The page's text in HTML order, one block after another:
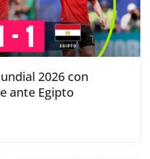
2026 con
ante Egipto